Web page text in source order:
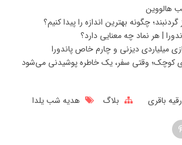
هالووین
چگونه بهترین اندازه را پیدا کنیم؟
| هر نماد چه معنایی دارد؟
میلیاردی دیزنی و چارم خاص پاندورا
کوچک؛ وقتی سفر، یک خاطره پوشیدنی می‌شود
رقیه باقری بلاگ هدیه شب یلدا